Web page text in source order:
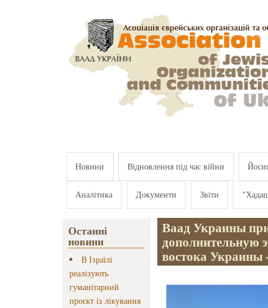
Новини Відновлення під час війни
Аналітика Документи Звіти
Останні
новини
В Ізраїлі
реалізують
гуманітарний
проєкт із лікування
Ваад Украины
дополнительную
востока Украины